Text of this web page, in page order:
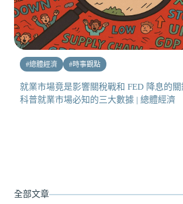
#總體經濟 #時事觀點
就業市場竟是影響關稅戰和 FED 降息的
科普就業市場必知的三大數據 | 總體經濟
全部文章